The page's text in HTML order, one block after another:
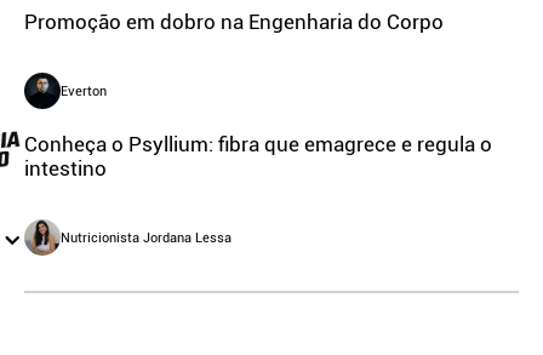
Promoção em dobro na Engenharia do Corpo
Everton
Conheça o Psyllium: fibra que emagrece e regula o
intestino
Nutricionista Jordana Lessa